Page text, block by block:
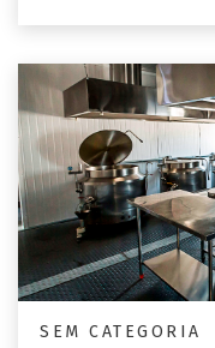
SEM CATEGORIA